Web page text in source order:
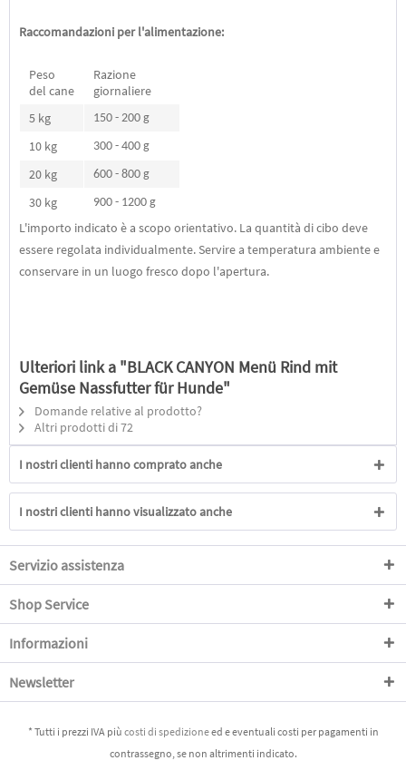
Raccomandazioni per l'alimentazione:
Peso
del cane
Razione
giornaliere
5 kg
150 - 200 g
10 kg 300 - 400 g
20 kg 600 - 800 g
30 kg 900 - 1200 g
L'importo indicato è a scopo orientativo. La quantità di cibo deve
essere regolata individualmente. Servire a temperatura ambiente e
conservare in un luogo fresco dopo l'apertura.
Ulteriori link a "BLACK CANYON Menü Rind mit
Gemüse Nassfutter für Hunde"
Domande relative al prodotto?
Altri prodotti di 72
I nostri clienti hanno comprato anche
I nostri clienti hanno visualizzato anche
Servizio assistenza
Shop Service
Informazioni
Newsletter
* Tutti i prezzi IVA più costi di spedizioneed e eventuali costi per pagamenti in
contrassegno, se non altrimenti indicato.